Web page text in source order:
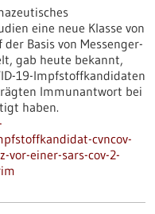
eine neue Klasse von
Basis von Messenger-
gab heute bekannt,
19-Impfstoffkandidaten
Immunantwort bei
haben.
cvncov-
vor-einer-sars-cov-2-